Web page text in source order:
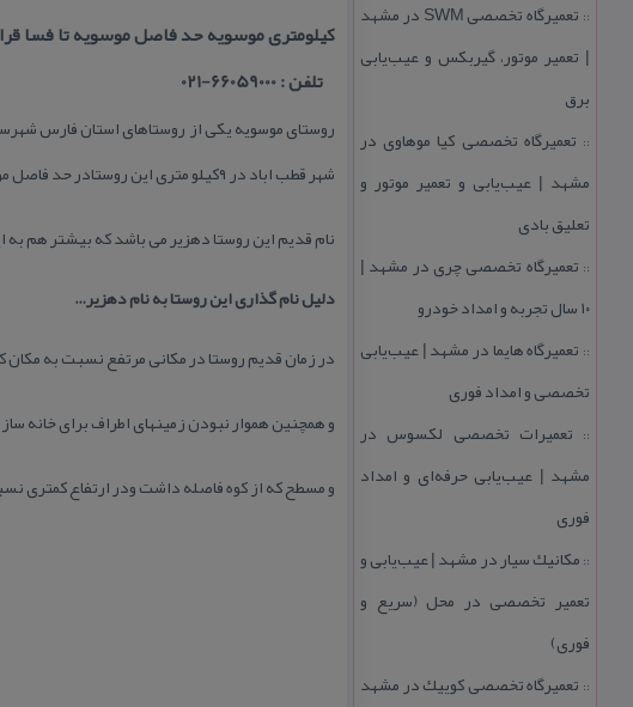
::
تعمیرگاه تخصصی SWM در مشهد
| تعمیر موتور، گیربكس و عیب‌یابی
برق
:: تعمیرگاه تخصصی كیا موهاوی در
مشهد | عیب‌یابی و تعمیر موتور و
تعلیق بادی
:: تعمیرگاه تخصصی چری در مشهد |
۱۰ سال تجربه و امداد خودرو
:: تعمیرگاه هایما در مشهد | عیب‌یابی
تخصصی و امداد فوری
:: تعمیرات تخصصی لكسوس در
مشهد | عیب‌یابی حرفه‌ای و امداد
فوری
:: مكانیك سیار در مشهد | عیب‌یابی و
تعمیر تخصصی در محل (سریع و
فوری)
:: تعمیرگاه تخصصی كوییك در مشهد
كیلومتری موسویه حد فاصل موسویه تا فسا
تلفن : 66059000-021
شهر قطب اباد در ۹كیلو متری این روستادر حد فاصل موسویه تا جهرم قرار گرفته است و باباعرب در ۴ كیلومتری موسویه حد فاصل موسویه تا فسا قرار گرفته است.
نام قدیم این روستا دهزیر می باشد كه بیشتر هم به
دلیل نام گذاری این روستا به نام دهزیر…
در زمان قدیم روستا در مكانی مرتفع نسبت به مكان
و همچنین هموار نبودن زمینهای اطراف برای خانه
و مسطح كه از كوه فاصله داشت ودر ارتفاع كمتری